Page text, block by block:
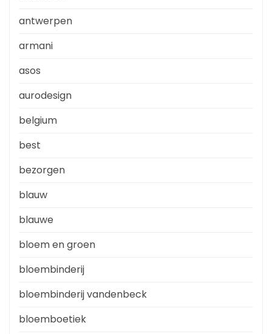
antwerpen
armani
asos
aurodesign
belgium
best
bezorgen
blauw
blauwe
bloem en groen
bloembinderij
bloembinderij vandenbeck
bloemboetiek